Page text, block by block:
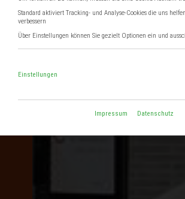
Standard aktiviert Tracking- und Analyse-Cookies die uns
verbessern
Über Einstellungen können Sie gezielt Optionen ein und
Einstellungen
Impressum Datenschutz